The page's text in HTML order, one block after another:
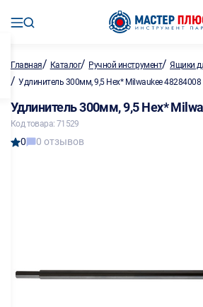
Главная/ Каталог/ Ручной инструмент/Ящики
/ Удлинитель 300мм, 9,5 Hex* Milwaukee 48284008
Удлинитель 300мм, 9,5 Hex*
Код товара: 71529
0 0 отзывов